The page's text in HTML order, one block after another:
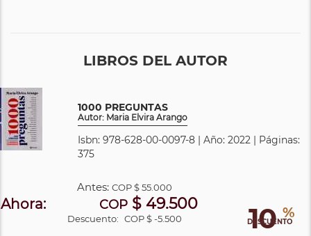
LIBROS DEL AUTOR
1000 PREGUNTAS
Autor: Maria Elvira Arango
Isbn: 978-628-00-0097-8 | Año: 2022 | Páginas:
375
10 %
DESCUENTO
Antes: COP$ 55.000
Ahora: COP $ 49.500
Descuento: COP $ -5.500